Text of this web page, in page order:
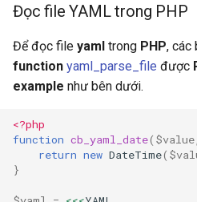
Đọc file YAML trong PHP
Để đọc file yaml trong PHP, các
function yaml_parse_file được
example như bên dưới.
<?php
function cb_yaml_date( $value,
return new DateTime(
}